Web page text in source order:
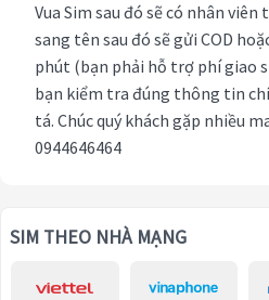
Vua Sim sau đó sẽ có nhân
sang tên sau đó sẽ gửi COD
phút (bạn phải hỗ trợ phí giao
bạn kiểm tra đúng thông tin
tá. Chúc quý khách gặp nhiều
0944646464
SIM THEO NHÀ MẠNG